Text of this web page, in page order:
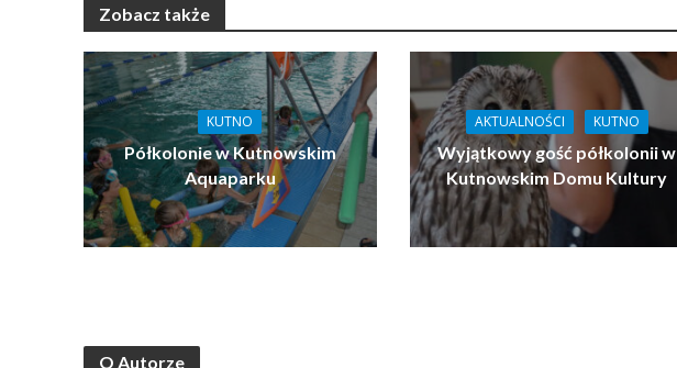
Zobacz także
KUTNO
Półkolonie w Kutnowskim
Aquaparku
AKTUALNOŚCI KUTNO
Wyjątkowy gość półkolonii w
Kutnowskim Domu Kultury
O Autorze